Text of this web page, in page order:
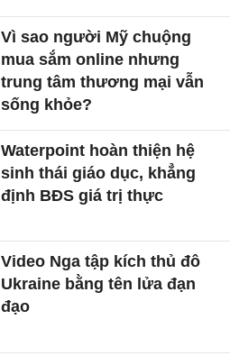
Vì sao người Mỹ chuộng
mua sắm online nhưng
trung tâm thương mại vẫn
sống khỏe?
Waterpoint hoàn thiện hệ
sinh thái giáo dục, khẳng
định BĐS giá trị thực
Video Nga tập kích thủ đô
Ukraine bằng tên lửa đạn
đạo